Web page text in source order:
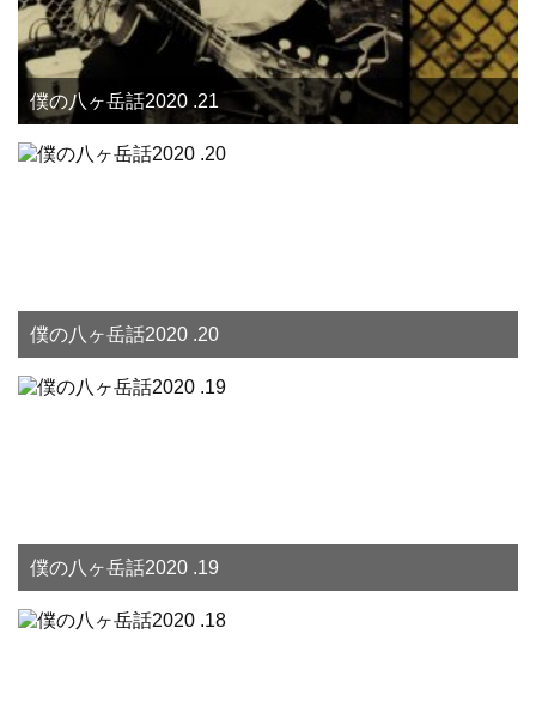
僕の八ヶ岳話2020 .21
僕の八ヶ岳話2020 .20
僕の八ヶ岳話2020 .19